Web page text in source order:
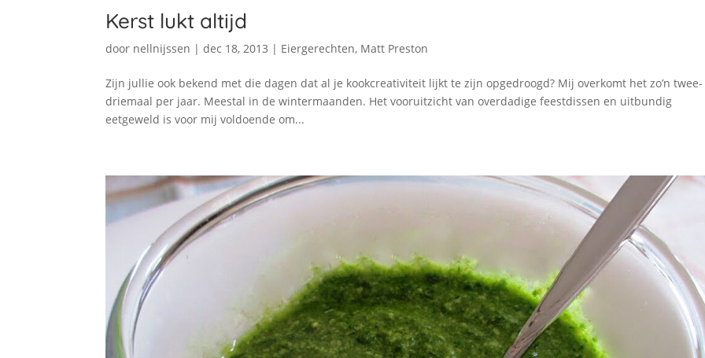
Kerst lukt altijd
door nellnijssen |dec 18, 2013 | Eiergerechten, Matt Preston
Zijn jullie ook bekend met die dagen dat al je kookcreativiteit lijkt te zijn opgedroogd? Mij overkomt het zo’n twee-
driemaal per jaar. Meestal in de wintermaanden. Het vooruitzicht van overdadige feestdissen en uitbundig
eetgeweld is voor mij voldoende om...